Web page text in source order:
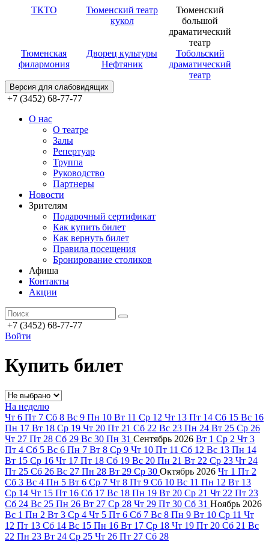
ТКТО
Тюменский театр
кукол
Тюменский
большой
драматический
театр
Тюменская
филармония
Дворец культуры
Нефтяник
Тобольский
драматический
театр
Версия для слабовидящих
+7 (3452) 68-77-77
О нас
О театре
Залы
Репертуар
Труппа
Руководство
Партнеры
Новости
Зрителям
Подарочный сертификат
Как купить билет
Как вернуть билет
Правила посещения
Бронирование столиков
Афиша
Контакты
Акции
+7 (3452) 68-77-77
Войти
Купить билет
На неделю
Чт 6 Пт 7 Сб 8 Вс 9 Пн 10 Вт 11 Ср 12 Чт 13 Пт 14 Сб 15 Вс 16
Пн 17 Вт 18 Ср 19 Чт 20 Пт 21 Сб 22 Вс 23 Пн 24 Вт 25 Ср 26
Чт 27 Пт 28 Сб 29 Вс 30 Пн 31 Сентябрь 2026 Вт 1 Ср 2 Чт 3
Пт 4 Сб 5 Вс 6 Пн 7 Вт 8 Ср 9 Чт 10 Пт 11 Сб 12 Вс 13 Пн 14
Вт 15 Ср 16 Чт 17 Пт 18 Сб 19 Вс 20 Пн 21 Вт 22 Ср 23 Чт 24
Пт 25 Сб 26 Вс 27 Пн 28 Вт 29 Ср 30 Октябрь 2026 Чт 1 Пт 2
Сб 3 Вс 4 Пн 5 Вт 6 Ср 7 Чт 8 Пт 9 Сб 10 Вс 11 Пн 12 Вт 13
Ср 14 Чт 15 Пт 16 Сб 17 Вс 18 Пн 19 Вт 20 Ср 21 Чт 22 Пт 23
Сб 24 Вс 25 Пн 26 Вт 27 Ср 28 Чт 29 Пт 30 Сб 31 Ноябрь 2026
Вс 1 Пн 2 Вт 3 Ср 4 Чт 5 Пт 6 Сб 7 Вс 8 Пн 9 Вт 10 Ср 11 Чт
12 Пт 13 Сб 14 Вс 15 Пн 16 Вт 17 Ср 18 Чт 19 Пт 20 Сб 21 Вс
22 Пн 23 Вт 24 Ср 25 Чт 26 Пт 27 Сб 28